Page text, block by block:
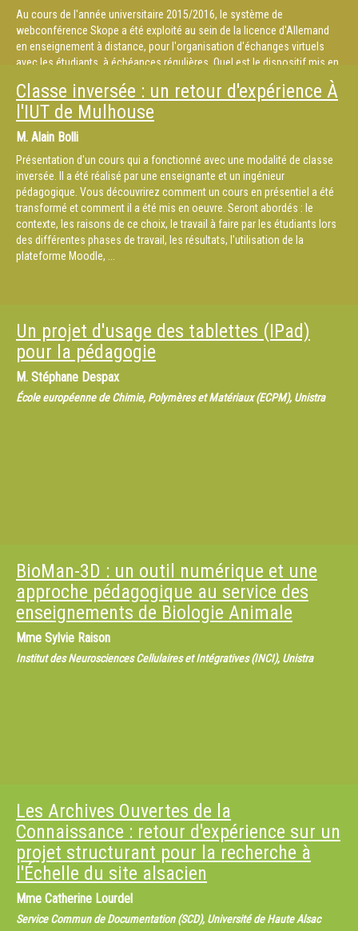
Au cours de l'année universitaire 2015/2016, le système de
webconférence Skope a été exploité au sein de la licence d'Allemand
en enseignement à distance, pour l'organisation d'échanges virtuels
avec les étudiants, à échéances régulières. Quel est le dispositif mis en
leur impact sur la relation entre enseignant et étudiant à distance ?
Quelles sont les éventuelles contraintes ?
l'utilisation de Skope comme classe virtuelle dans le cadre de
l'enseignement à distance en Allemand, par Aurélie Choné (MCF, HDR –
Faculté des langues, responsable pédagogique de ce cursus) et
Christian Jacques (MCF – Faculté des langues).
Classe inversée : un retour d'expérience À
l'IUT de Mulhouse
M. Alain Bolli
Présentation d'un cours qui a fonctionné avec une modalité de classe
inversée. Il a été réalisé par une enseignante et un ingénieur
pédagogique. Vous découvrirez comment un cours en présentiel a été
transformé et comment il a été mis en oeuvre. Seront abordés : le
contexte, les raisons de ce choix, le travail à faire par les étudiants lors
des différentes phases de travail, les résultats, l'utilisation de la
plateforme Moodle, ...
Un projet d'usage des tablettes (IPad)
pour la pédagogie
M. Stéphane Despax
École européenne de Chimie, Polymères et Matériaux (ECPM), Unistra
BioMan-3D : un outil numérique et une
approche pédagogique au service des
enseignements de Biologie Animale
Mme Sylvie Raison
Institut des Neurosciences Cellulaires et Intégratives (INCI), Unistra
Les Archives Ouvertes de la
Connaissance : retour d'expérience sur un
projet structurant pour la recherche à
l'Échelle du site alsacien
Mme Catherine Lourdel
Service Commun de Documentation (SCD), Université de Haute Alsac